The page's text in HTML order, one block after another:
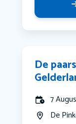
De
7
De